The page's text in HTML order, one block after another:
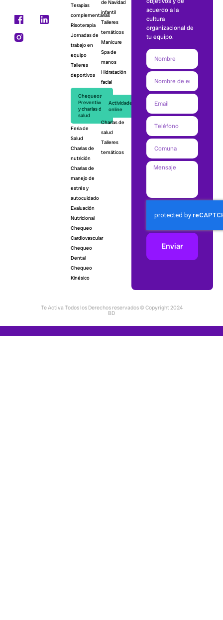
Terapias
complementarias
Risoterapia
Jornadas de
trabajo en
equipo
Talleres
deportivos
Chequeos
Preventivos
y charlas de
salud
Feria de
Salud
Charlas de
nutrición
Charlas de
manejo de
estrés y
autocuidado
Evaluación
Nutricional
Chequeo
Cardiovascular
Chequeo
Dental
Chequeo
Kinésico
de Navidad
infantil
Talleres
temáticos
Manicure
Spa de
manos
Hidratación
facial
Actividades
online
Charlas de
salud
Talleres
temáticos
acuerdo a la
cultura
organizacional de
tu equipo.
Enviar
Te Activa Todos los Derechos reservados © Copyright 2024
BD